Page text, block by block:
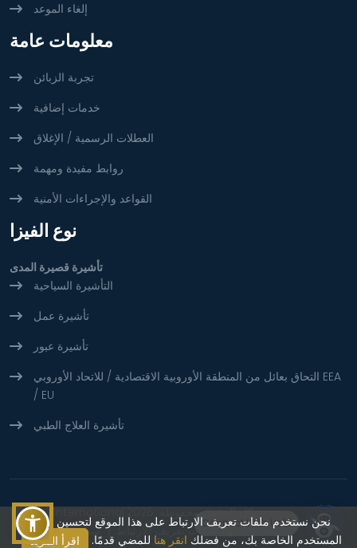
Connect With Us👋
إلغاء الموعد
معلومات عامة
تجربة الزبائن
خدمات إضافية
العطلات الرسمية / الإغلاق
روابط مفيدة ومهمة
القواعد والإجراءات الأمنية
نوع الفيزا
تأشيرة قصيرة المدى
التأشيرة السياحية
تأشيرة عمل
تأشيرة عبور
التحاق بعائل من المنطقة الأوروبية الاقتصادية / للاتحاد الأوروبي EEA
/ EU
تأشيرة العلاج الطبي
(©)BLS International
سياسة الخصوصية
نهج ملفات تعريف الارتباط تنصل
نحن نستخدم ملفات تعريف الارتباط على هذا الموقع لتحسين تجربة
المستخدم الخاصة بك، من فضلك انقر هنا للمضي قدمًا. اقرأ المزيد